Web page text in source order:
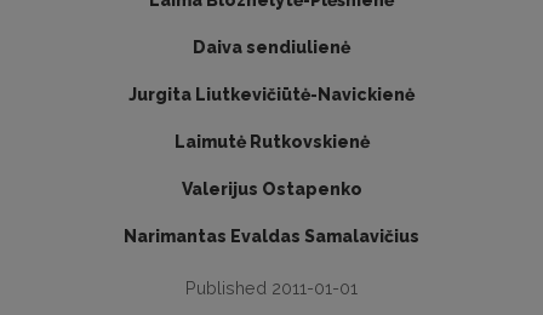
Daiva sendiulienė
Jurgita Liutkevičiūtė-Navickienė
Laimutė Rutkovskienė
Valerijus Ostapenko
Narimantas Evaldas Samalavičius
Published 2011-01-01